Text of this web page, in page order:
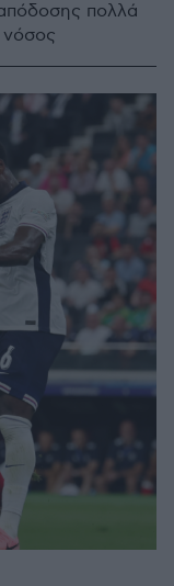
πολλά
νόσος